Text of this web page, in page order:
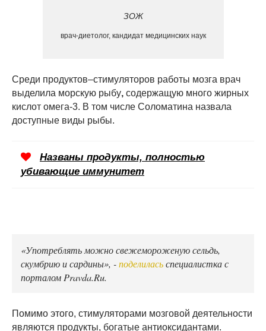
ЗОЖ
врач-диетолог, кандидат медицинских наук
Среди продуктов–стимуляторов работы мозга врач
выделила морскую рыбу, содержащую много жирных
кислот омега-3. В том числе Соломатина назвала
доступные виды рыбы.
Названы продукты, полностью
убивающие иммунитет
«Употреблять можно свежемороженую сельдь,
скумбрию и сардины», -поделиласьспециалистка с
порталом Pravda.Ru.
Помимо этого, стимуляторами мозговой деятельности
являются продукты, богатые антиоксидантами.